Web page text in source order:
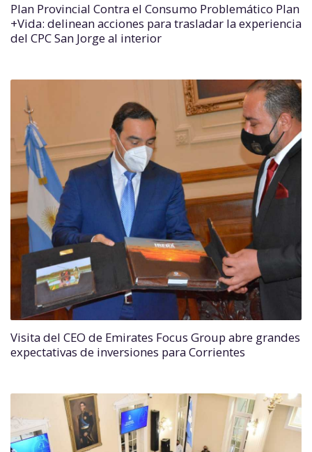
Plan Provincial Contra el Consumo Problemático Plan
+Vida: delinean acciones para trasladar la experiencia
del CPC San Jorge al interior
Visita del CEO de Emirates Focus Group abre grandes
expectativas de inversiones para Corrientes